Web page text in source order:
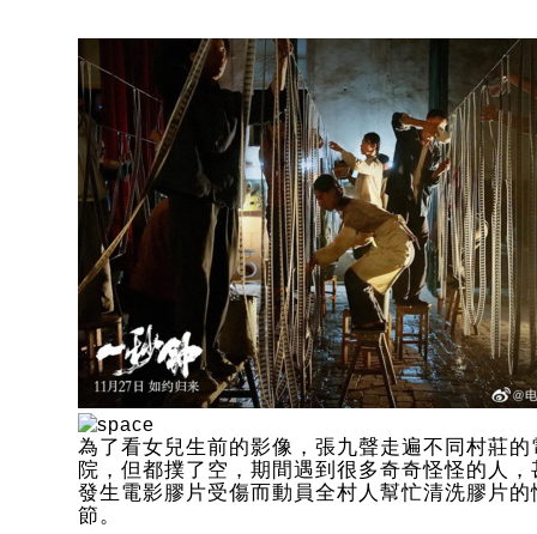
為了看女兒生前的影像，張九聲走遍不同村莊的
院，但都撲了空，期間遇到很多奇奇怪怪的人，
發生電影膠片受傷而動員全村人幫忙清洗膠片的
節。